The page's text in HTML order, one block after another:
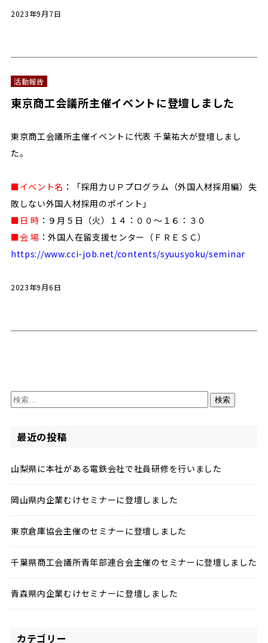
2023年9月7日
活動報告
東京商工会議所主催イベントに登壇しました
東京商工会議所主催イベントに代表 千葉祐大が登壇しまし
た。
■イベント名 ：「採用力ＵＰプログラム（外国人材採用編）失
敗しない外国人材採用のポイント」
■日 時 ：９月５日（火）１４：００～１６：３０
■会 場 ：外国人在留支援センター（ＦＲＥＳＣ）
https://www.cci-job.net/contents/syuusyoku/seminar
2023年9月6日
検
索:
最近の投稿
山梨県に本社がある電鉄会社で社員研修を行いました
岡山県内企業むけセミナーに登壇しました
東京倉庫協会主催のセミナーに登壇しました
千葉県商工会議所青年部連合会主催のセミナーに登壇しました
青森県内企業むけセミナーに登壇しました
カテゴリー